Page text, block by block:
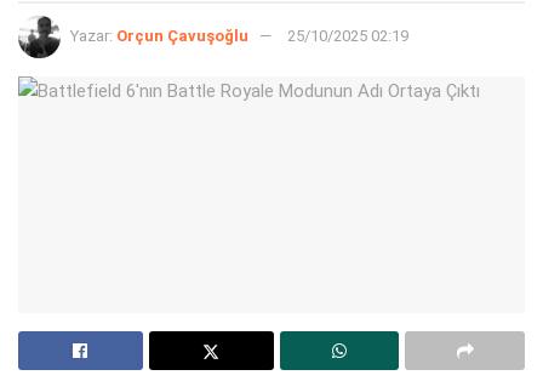
Yazar: Orçun Çavuşoğlu 25/10/2025 02:19